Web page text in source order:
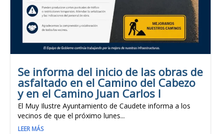
Se informa del inicio de las obras de
asfaltado en el Camino del Cabezo
y en el Camino Juan Carlos I
El Muy Ilustre Ayuntamiento de Caudete informa a los
vecinos de que el próximo lunes...
LEER MÁS